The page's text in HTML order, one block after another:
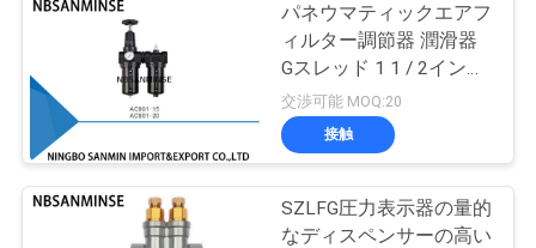
つ
い
工
空気の角度の座席弁
13
パネウマティックエアフ
ィルター調節器 潤滑器
Gスレッド 1 1 / 2インチ
2インチ大きな空気調節
器
交渉可能 MOQ:20
接触
SZLFG圧力表示器の量的
なディスペンサーの高い